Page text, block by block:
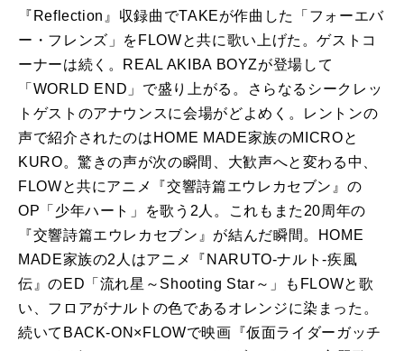
『Reflection』収録曲でTAKEが作曲した「フォーエバ
ー・フレンズ」をFLOWと共に歌い上げた。ゲストコ
ーナーは続く。REAL AKIBA BOYZが登場して
「WORLD END」で盛り上がる。さらなるシークレッ
トゲストのアナウンスに会場がどよめく。レントンの
声で紹介されたのはHOME MADE家族のMICROと
KURO。驚きの声が次の瞬間、大歓声へと変わる中、
FLOWと共にアニメ『交響詩篇エウレカセブン』の
OP「少年ハート」を歌う2人。これもまた20周年の
『交響詩篇エウレカセブン』が結んだ瞬間。HOME
MADE家族の2人はアニメ『NARUTO-ナルト-疾風
伝』のED「流れ星～Shooting Star～」もFLOWと歌
い、フロアがナルトの色であるオレンジに染まった。
続いてBACK-ON×FLOWで映画『仮面ライダーガッチ